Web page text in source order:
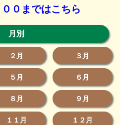
０まではこちら
月別
２月 ３月
５月 ６月
８月 ９月
１１月 １２月